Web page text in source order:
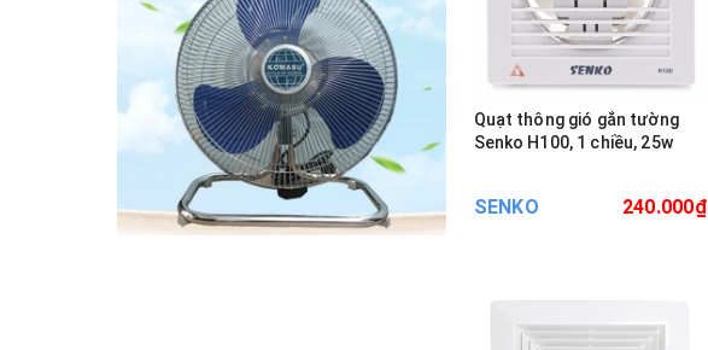
Quạt thông gió gắn tường
Senko H100, 1 chiều, 25w
SENKO 240.000₫